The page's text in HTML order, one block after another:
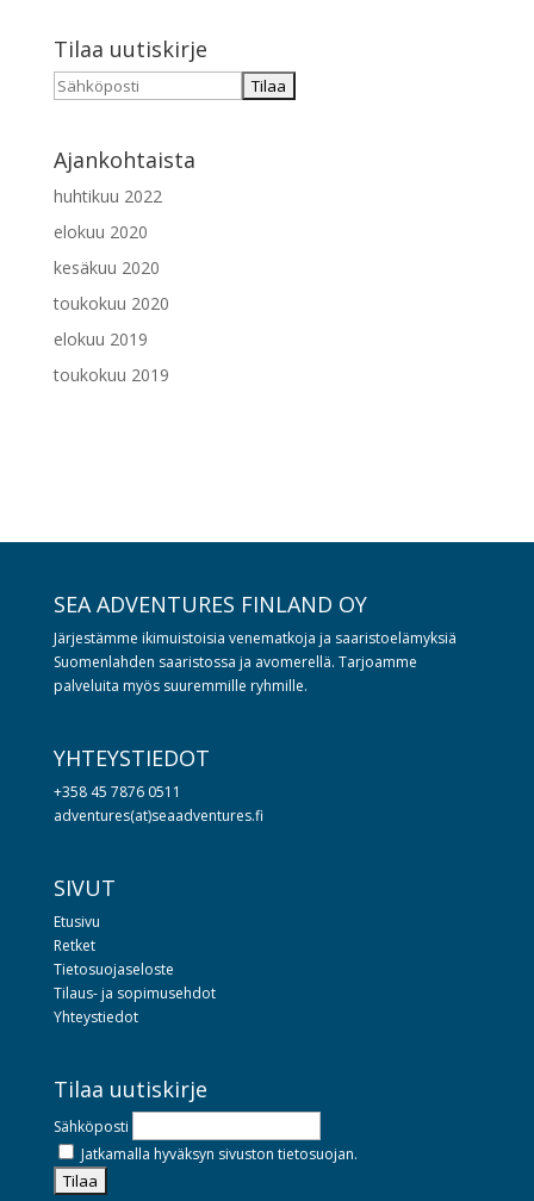
Tilaa uutiskirje
Ajankohtaista
huhtikuu 2022
elokuu 2020
kesäkuu 2020
toukokuu 2020
elokuu 2019
toukokuu 2019
SEA ADVENTURES FINLAND OY
Järjestämme ikimuistoisia venematkoja ja saaristoelämyksiä
Suomenlahden saaristossa ja avomerellä. Tarjoamme
palveluita myös suuremmille ryhmille.
YHTEYSTIEDOT
+358 45 7876 0511
adventures(at)seaadventures.fi
SIVUT
Etusivu
Retket
Tietosuojaseloste
Tilaus- ja sopimusehdot
Yhteystiedot
Tilaa uutiskirje
Sähköposti
Jatkamalla hyväksyn sivuston tietosuojan.